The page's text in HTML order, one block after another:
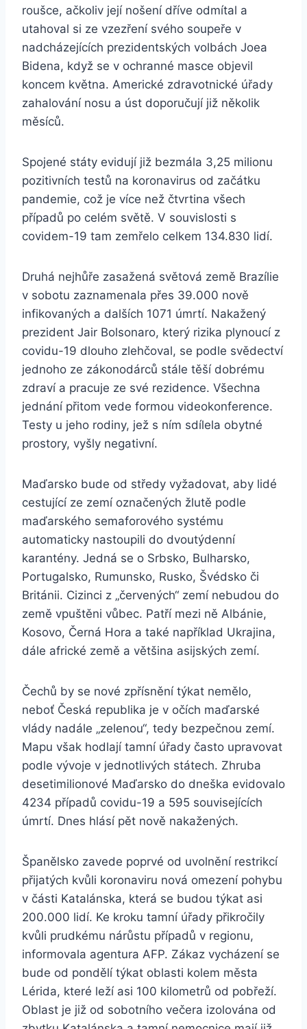
roušce, ačkoliv její nošení dříve odmítal a
utahoval si ze vzezření svého soupeře v
nadcházejících prezidentských volbách Joea
Bidena, když se v ochranné masce objevil
koncem května. Americké zdravotnické úřady
zahalování nosu a úst doporučují již několik
měsíců.
Spojené státy evidují již bezmála 3,25 milionu
pozitivních testů na koronavirus od začátku
pandemie, což je více než čtvrtina všech
případů po celém světě. V souvislosti s
covidem-19 tam zemřelo celkem 134.830 lidí.
Druhá nejhůře zasažená světová země Brazílie
v sobotu zaznamenala přes 39.000 nově
infikovaných a dalších 1071 úmrtí. Nakažený
prezident Jair Bolsonaro, který rizika plynoucí z
covidu-19 dlouho zlehčoval, se podle svědectví
jednoho ze zákonodárců stále těší dobrému
zdraví a pracuje ze své rezidence. Všechna
jednání přitom vede formou videokonference.
Testy u jeho rodiny, jež s ním sdílela obytné
prostory, vyšly negativní.
Maďarsko bude od středy vyžadovat, aby lidé
cestující ze zemí označených žlutě podle
maďarského semaforového systému
automaticky nastoupili do dvoutýdenní
karantény. Jedná se o Srbsko, Bulharsko,
Portugalsko, Rumunsko, Rusko, Švédsko či
Británii. Cizinci z „červených“ zemí nebudou do
země vpuštěni vůbec. Patří mezi ně Albánie,
Kosovo, Černá Hora a také například Ukrajina,
dále africké země a většina asijských zemí.
Čechů by se nové zpřísnění týkat nemělo,
neboť Česká republika je v očích maďarské
vlády nadále „zelenou“, tedy bezpečnou zemí.
Mapu však hodlají tamní úřady často upravovat
podle vývoje v jednotlivých státech. Zhruba
desetimilionové Maďarsko do dneška evidovalo
4234 případů covidu-19 a 595 souvisejících
úmrtí. Dnes hlásí pět nově nakažených.
Španělsko zavede poprvé od uvolnění restrikcí
přijatých kvůli koronaviru nová omezení pohybu
v části Katalánska, která se budou týkat asi
200.000 lidí. Ke kroku tamní úřady přikročily
kvůli prudkému nárůstu případů v regionu,
informovala agentura AFP. Zákaz vycházení se
bude od pondělí týkat oblasti kolem města
Lérida, které leží asi 100 kilometrů od pobřeží.
Oblast je již od sobotního večera izolována od